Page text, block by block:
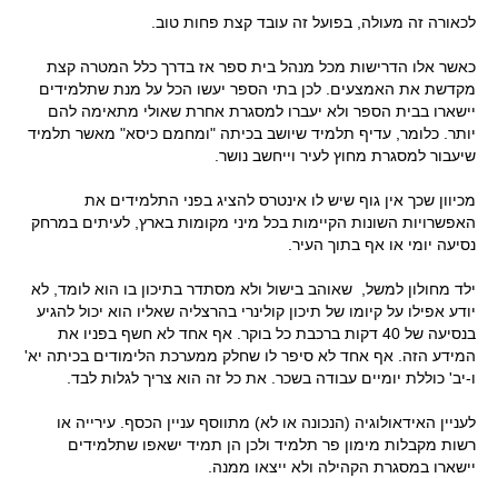
לכאורה זה מעולה, בפועל זה עובד קצת פחות טוב.
כאשר אלו הדרישות מכל מנהל בית ספר אז בדרך כלל המטרה קצת
מקדשת את האמצעים. לכן בתי הספר יעשו הכל על מנת שתלמידים
יישארו בבית הספר ולא יעברו למסגרת אחרת שאולי מתאימה להם
יותר. כלומר, עדיף תלמיד שיושב בכיתה "ומחמם כיסא" מאשר תלמיד
שיעבור למסגרת מחוץ לעיר וייחשב נושר.
מכיוון שכך אין גוף שיש לו אינטרס להציג בפני התלמידים את
האפשרויות השונות הקיימות בכל מיני מקומות בארץ, לעיתים במרחק
נסיעה יומי או אף בתוך העיר.
ילד מחולון למשל, שאוהב בישול ולא מסתדר בתיכון בו הוא לומד, לא
יודע אפילו על קיומו של תיכון קולינרי בהרצליה שאליו הוא יכול להגיע
בנסיעה של 40 דקות ברכבת כל בוקר. אף אחד לא חשף בפניו את
המידע הזה. אף אחד לא סיפר לו שחלק ממערכת הלימודים בכיתה יא'
ו-יב' כוללת יומיים עבודה בשכר. את כל זה הוא צריך לגלות לבד.
לעניין האידאולוגיה (הנכונה או לא) מתווסף עניין הכסף. עירייה או
רשות מקבלות מימון פר תלמיד ולכן הן תמיד ישאפו שתלמידים
יישארו במסגרת הקהילה ולא ייצאו ממנה.